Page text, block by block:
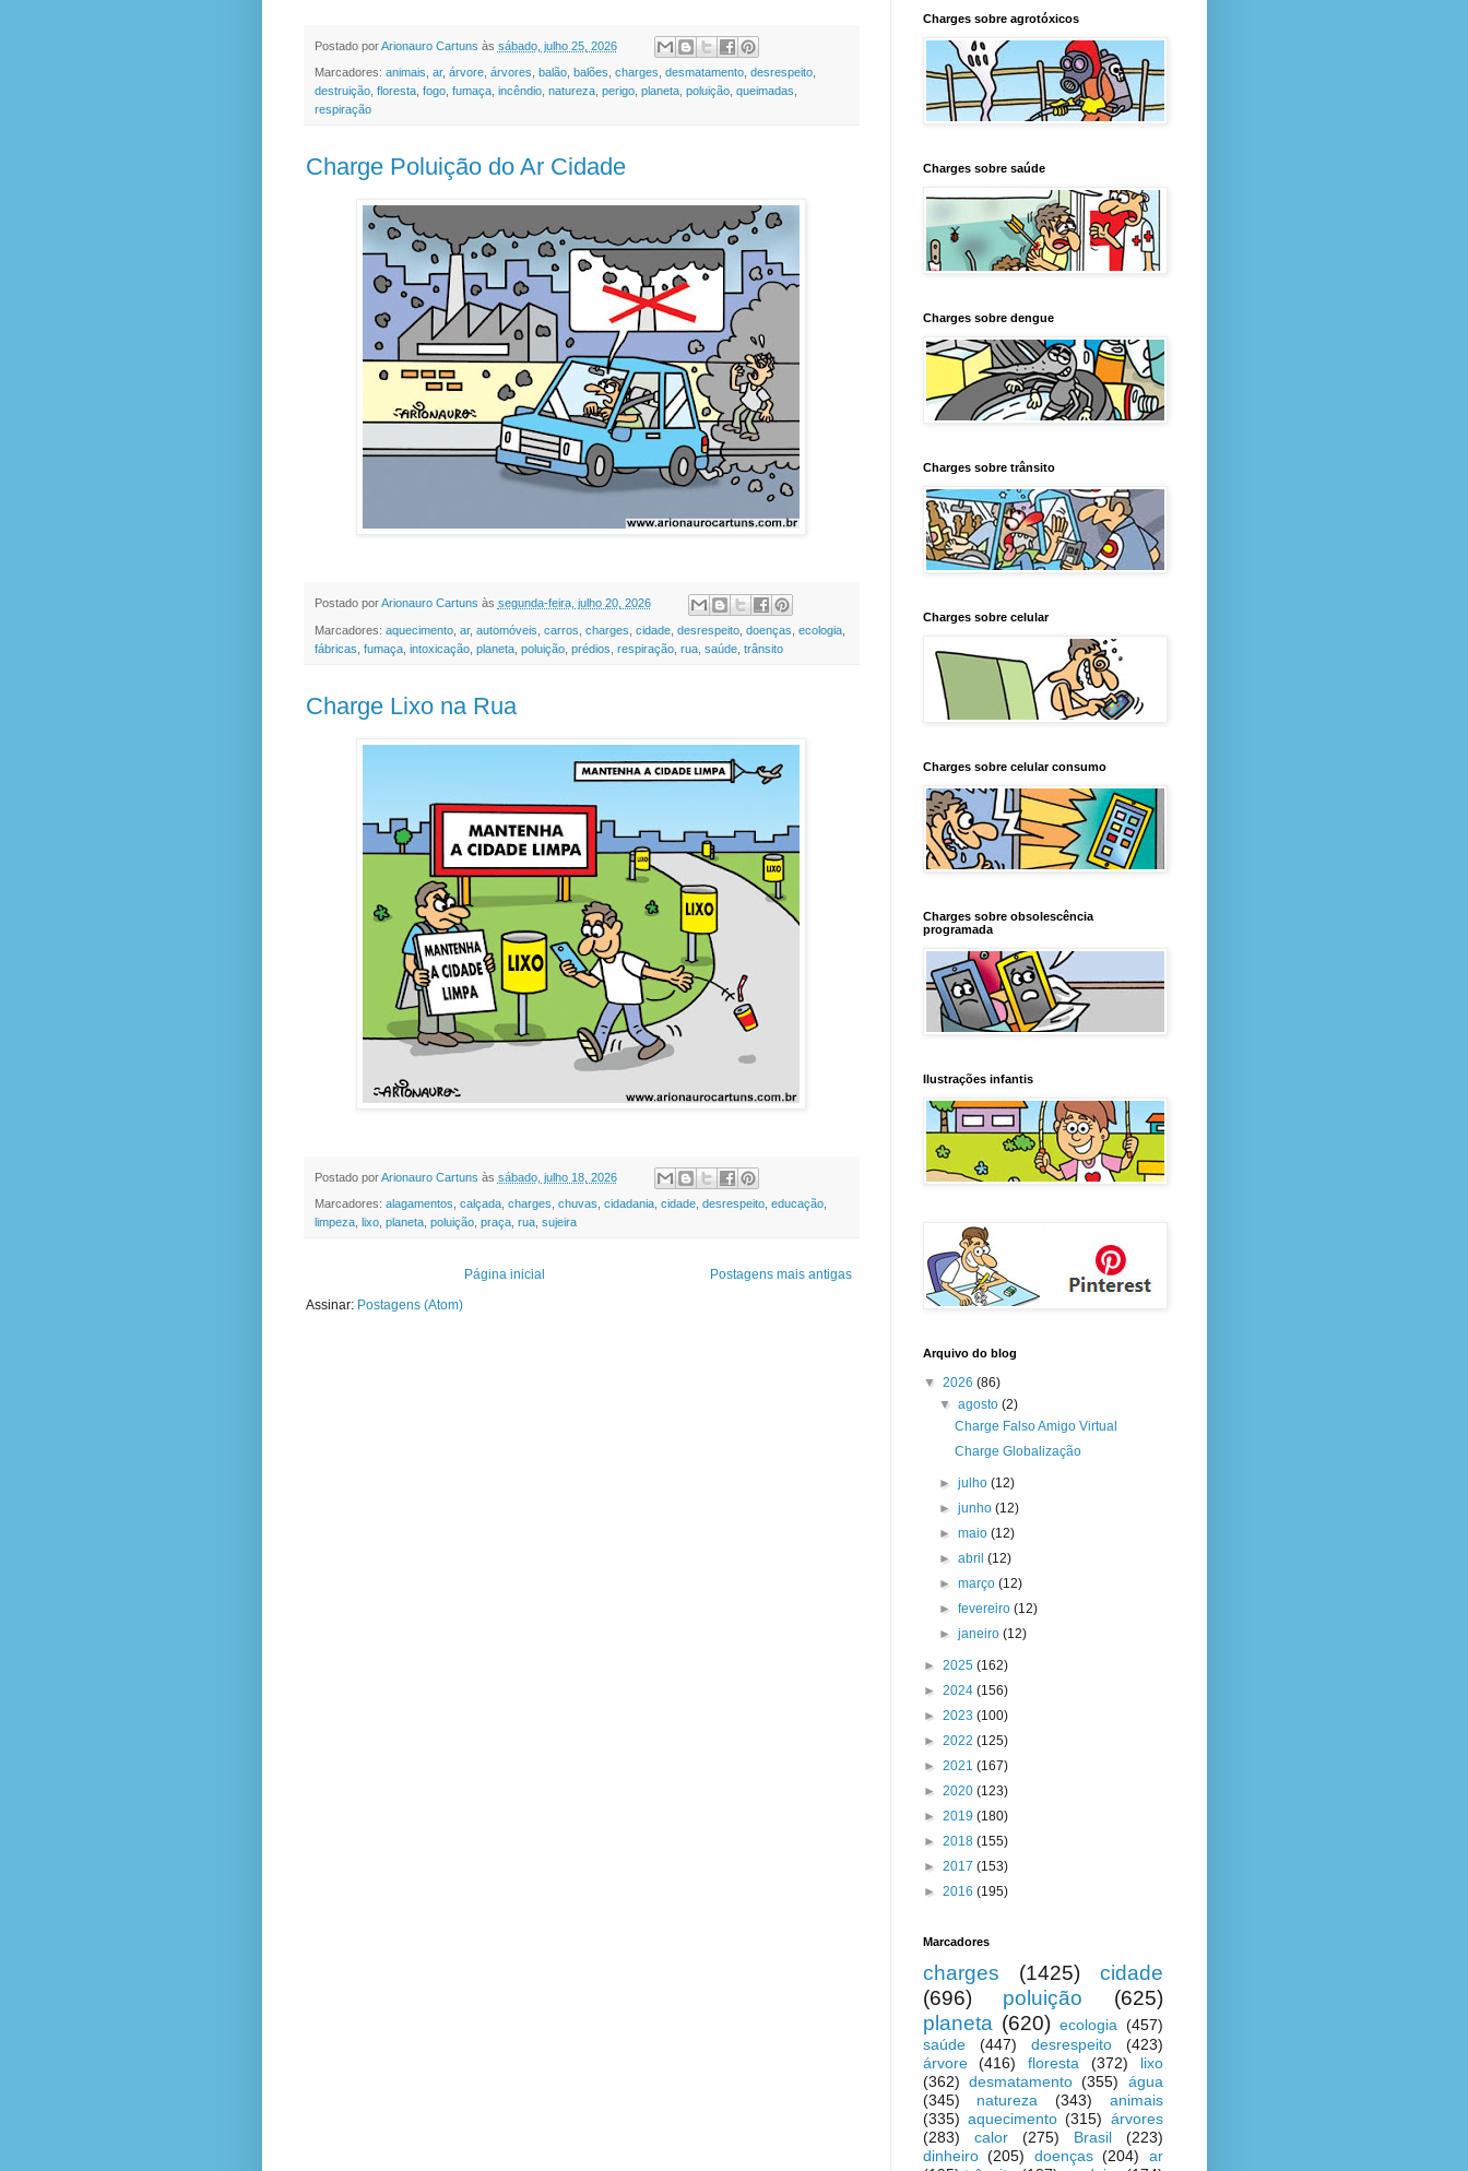
Postado porArionauro Cartuns às sábado, julho 25, 2026
Marcadores: animais ar, árvore, árvores balão, balões charges desmatamento, desrespeito,
destruição, floresta, fogo, fumaça, incêndio, natureza, perigo, planeta, poluição, queimadas
respiração
Charge Poluição do Ar Cidade
Postado porArionauro Cartuns às segunda-feira, julho 20, 2026
Marcadores: aquecimento, ar, automóveis carros charges cidade, desrespeito, doenças ecologia,
fábricas fumaça, intoxicação, planeta, poluição, prédios respiração, rua, saúde, trânsito
Charge Lixo na Rua
Postado porArionauro Cartuns às sábado, julho 18, 2026
Marcadores: alagamentos calçada, charges chuvas cidadania, cidade, desrespeito, educação,
limpeza, lixo, planeta, poluição, praça, rua, sujeira
Postagens mais antigas
Página inicial
Assinar: Postagens (Atom)
Charges sobre agrotóxicos
Charges sobre saúde
Charges sobre dengue
Charges sobre trânsito
Charges sobre celular
Charges sobre celular consumo
Charges sobre obsolescência
programada
Ilustrações infantis
Arquivo do blog
▼ 2026 (86)
▼ agosto (2)
Charge Falso Amigo Virtual
Charge Globalização
► julho (12)
► junho (12)
► maio (12)
► abril (12)
► março (12)
► fevereiro (12)
► janeiro (12)
► 2025 (162)
► 2024 (156)
► 2023 (100)
► 2022 (125)
► 2021 (167)
► 2020 (123)
► 2019 (180)
► 2018 (155)
► 2017 (153)
► 2016 (195)
Marcadores
charges (1425)
cidade
(696)
poluição
(625)
planeta (620) ecologia (457)
saúde
(447) desrespeito
(423)
árvore
(416) floresta (372)
lixo
(362) desmatamento (355)
água
(345)
natureza (343)
animais
(335) aquecimento (315) árvores
(283)
calor (275) Brasil
(223)
dinheiro (205) doenças (204)
ar